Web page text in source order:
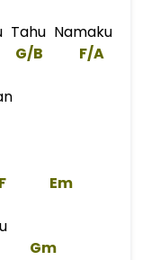
Tahu Namaku
G/B
F/A
F
Em
Gm